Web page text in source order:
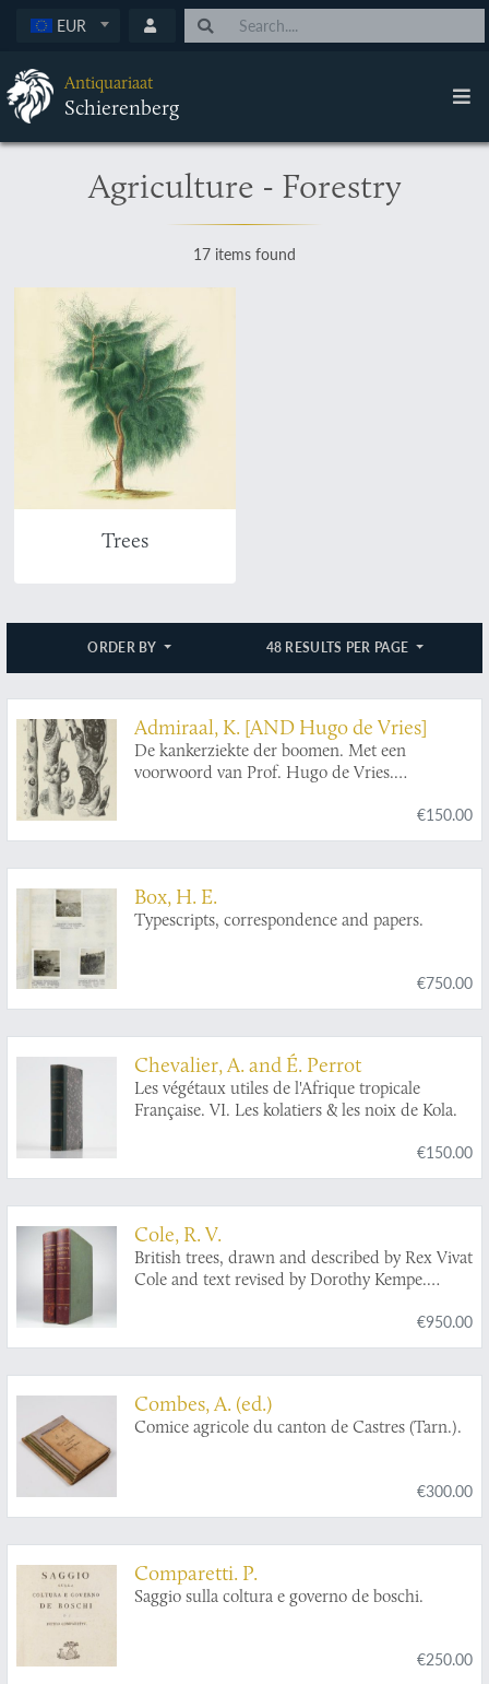
EUR
Antiquariaat
Schierenberg
Agriculture - Forestry
17 items found
Trees
ORDER BY 48 RESULTS PER PAGE
Admiraal, K. [AND Hugo de Vries]
De kankerziekte der boomen. Met een
voorwoord van Prof. Hugo de Vries.
Nederlandsche Maatschappij voor Tuinbouw
en Plantkunde. Met 5 platen.
€150.00
Box, H. E.
Typescripts, correspondence and papers.
€750.00
Chevalier, A. and É. Perrot
Les végétaux utiles de l'Afrique tropicale
Française. VI. Les kolatiers & les noix de Kola.
€150.00
Cole, R. V.
British trees, drawn and described by Rex Vivat
Cole and text revised by Dorothy Kempe.
€950.00
Combes, A. (ed.)
Comice agricole du canton de Castres (Tarn.).
€300.00
Comparetti. P.
Saggio sulla coltura e governo de boschi.
€250.00